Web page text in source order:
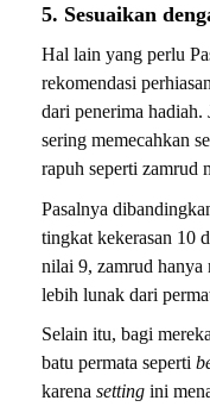
5. Sesuaikan
Hal lain yang perlu
rekomendasi
dari penerima hadiah.
sering memecahkan
rapuh seperti zamrud
Pasalnya
tingkat kekerasan 10
nilai 9, zamrud
lebih lunak dari
Selain itu, bagi
batu permata seperti
karena setting ini